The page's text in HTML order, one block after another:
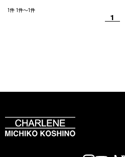
1件 1件～1件
1